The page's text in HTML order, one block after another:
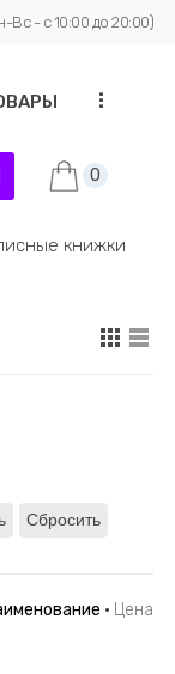
Вс - с 10:00 до 20:00)
...
0
книжки
Сбросить
· Цена